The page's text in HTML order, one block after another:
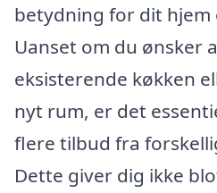
betydning for dit hjem
Uanset om du ønsker
eksisterende køkken
nyt rum, er det
flere tilbud fra
Dette giver dig ikke